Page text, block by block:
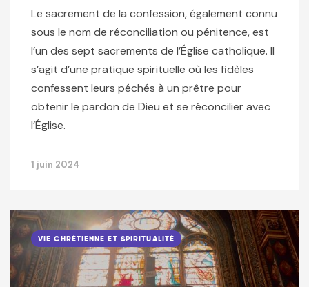
Le sacrement de la confession, également connu
sous le nom de réconciliation ou pénitence, est
l’un des sept sacrements de l’Église catholique. Il
s’agit d’une pratique spirituelle où les fidèles
confessent leurs péchés à un prêtre pour
obtenir le pardon de Dieu et se réconcilier avec
l’Église.
1 juin 2024
VIE CHRÉTIENNE ET SPIRITUALITÉ